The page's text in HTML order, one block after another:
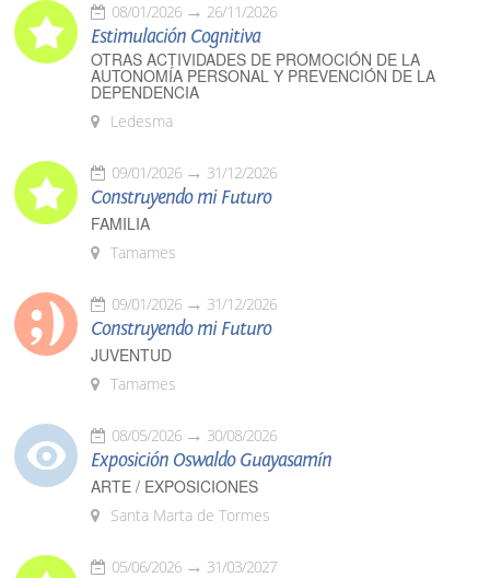
08/01/2026 26/11/2026
Estimulación Cognitiva
OTRAS ACTIVIDADES DE PROMOCIÓN DE LA
AUTONOMÍA PERSONAL Y PREVENCIÓN DE LA
DEPENDENCIA
Ledesma
09/01/2026 31/12/2026
Construyendo mi Futuro
FAMILIA
Tamames
09/01/2026 31/12/2026
Construyendo mi Futuro
JUVENTUD
Tamames
08/05/2026 30/08/2026
Exposición Oswaldo Guayasamín
ARTE / EXPOSICIONES
Santa Marta de Tormes
05/06/2026 31/03/2027